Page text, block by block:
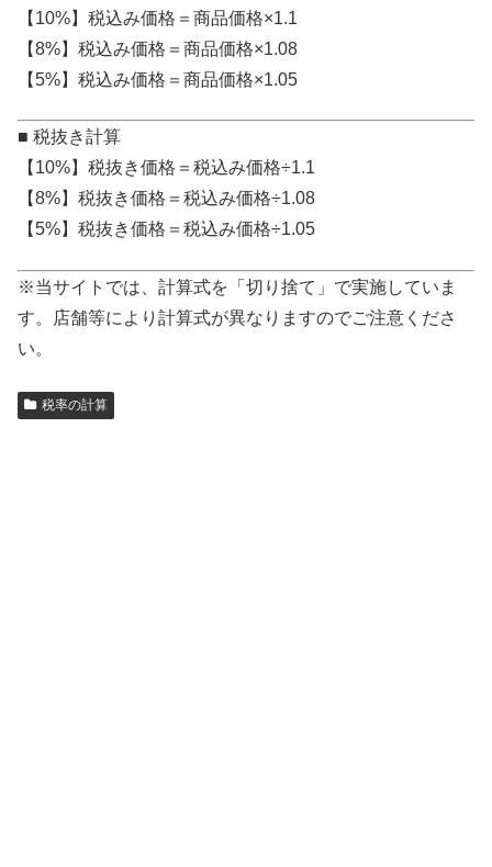
【10%】税込み価格＝商品価格×1.1
【8%】税込み価格＝商品価格×1.08
【5%】税込み価格＝商品価格×1.05
■ 税抜き計算
【10%】税抜き価格＝税込み価格÷1.1
【8%】税抜き価格＝税込み価格÷1.08
【5%】税抜き価格＝税込み価格÷1.05
※当サイトでは、計算式を「切り捨て」で実施していま
す。店舗等により計算式が異なりますのでご注意くださ
い。
税率の計算